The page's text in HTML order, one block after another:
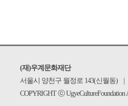
(재)우계문화재단
서울시 양천구 월정로 143(신월동)
COPYRIGHT ⓒ UgyeCultureFoundation